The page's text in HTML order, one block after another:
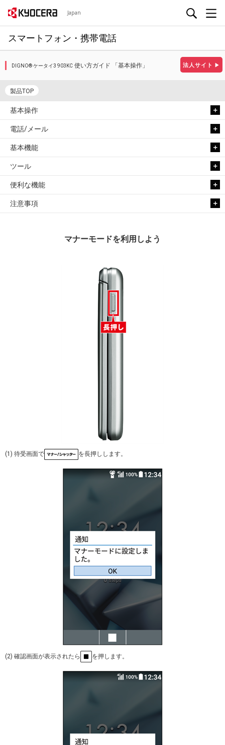
Japan
スマートフォン・携帯電話
法人サイト ▶
DIGNO® ケータイ3 903KC 使い方ガイド 「基本操作」
製品TOP
基本操作
電話/メール
基本機能
ツール
便利な機能
注意事項
マナーモードを利用しよう
(1) 待受画面で を長押しします。
(2) 確認画面が表示されたら を押します。